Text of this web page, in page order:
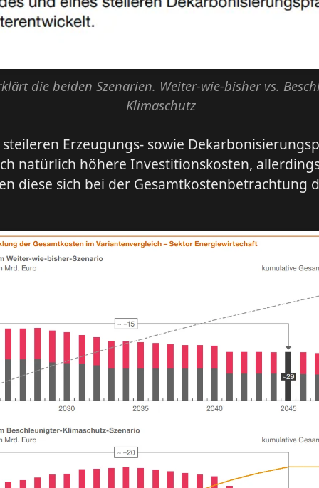
die beiden Szenarien. Weiter-wie-bisher vs.
Klimaschutz
Erzeugungs- sowie
natürlich höhere Investitionskosten,
diese sich bei der Gesamtkostenbetrachtung